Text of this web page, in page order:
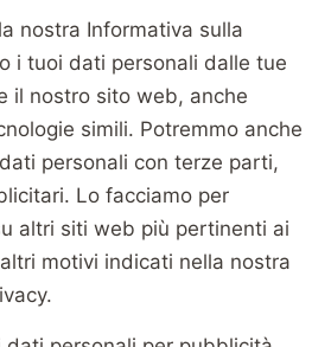
nostra Informativa sulla
i tuoi dati personali dalle tue
il nostro sito web, anche
simili. Potremmo anche
personali con terze parti,
Lo facciamo per
altri siti web più pertinenti ai
motivi indicati nella nostra